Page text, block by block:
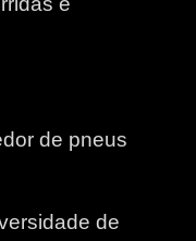
de pneus
de